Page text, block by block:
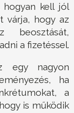
hogyan kell jól
várja, hogy az
a fizetéssel.
egy nagyon
ha
a
is működik